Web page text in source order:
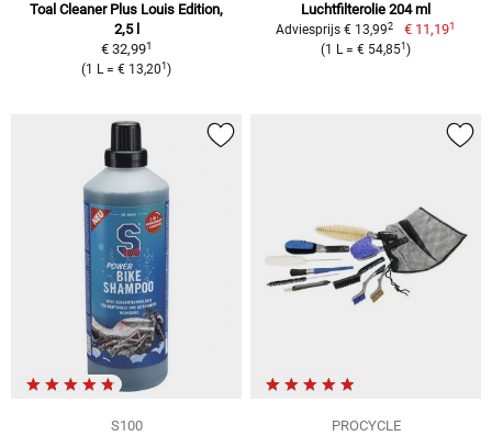
Toal Cleaner Plus Louis Edition,
2,5 l
€ 32,991
(1 L = € 13,201 )
Luchtfilterolie 204 ml
Adviesprijs € 13,992 € 11,191
(1 L = € 54,851 )
S100
PROCYCLE